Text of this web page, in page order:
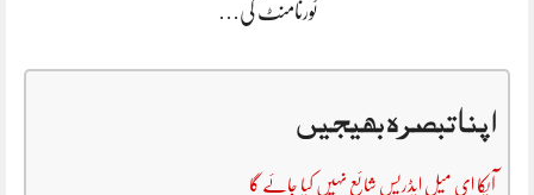
ٹورنامنٹ کی…
اپنا تبصرہ بھیجیں
آپکا ای میل ایڈریس شائع نہیں کیا جائے گا